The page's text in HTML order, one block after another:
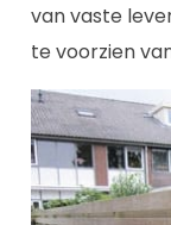
van vaste
te voorzien